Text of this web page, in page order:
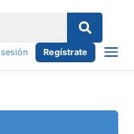
Regístrate